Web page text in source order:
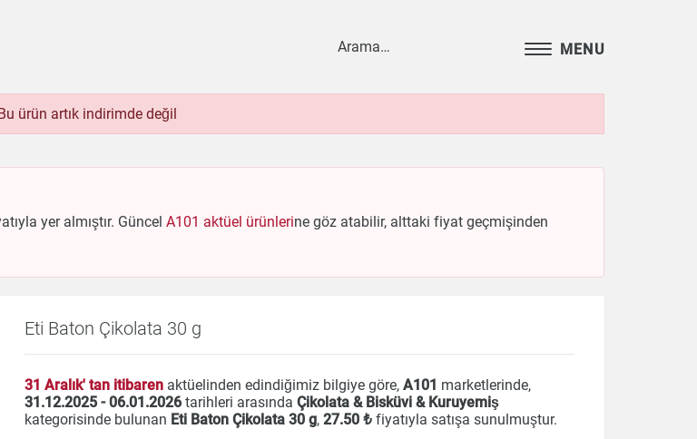
MENU
Elektronik
Et & Balık
Sebze
Mutfak Ürünleri
ürün artık indirimde değil
yer almıştır. Güncel A101 aktüel ürünlerine göz atabilir, alttaki fiyat geçmişinden
Eti Baton Çikolata 30 g
31 Aralık' tan itibarenaktüelinden edindiğimiz bilgiye göre, A101 marketlerinde,
31.12.2025 - 06.01.2026tarihleri arasında Çikolata & Bisküvi & Kuruyemiş
kategorisinde bulunan Eti Baton Çikolata 30 g, 27.50 ₺fiyatıyla satışa sunulmuştur.